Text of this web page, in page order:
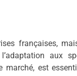
françaises,
aux
marché, est